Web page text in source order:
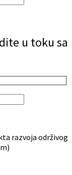
u toku sa
razvoja održivog